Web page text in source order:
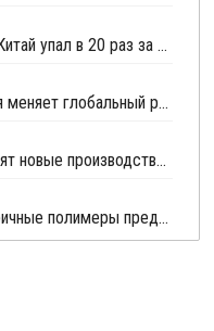
Импорт полипропилена в Китай упал в 20 раз за пять лет
Самодостаточность Китая меняет глобальный рынок полипропилена
В КНР в 2026 году запустят новые производства ПП совокупной мощностью 4,9 млн тонн
В Китае производить вторичные полимеры предложили по принципу конструкторов LEGO